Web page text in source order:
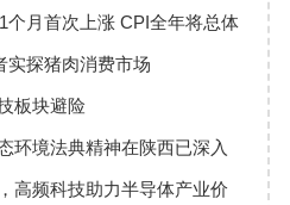
个月首次上涨 CPI全年将总体
实探猪肉消费市场
板块避险
环境法典精神在陕西已深入
高频科技助力半导体产业价